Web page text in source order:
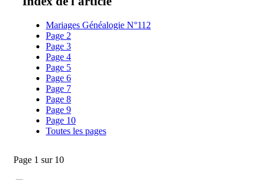
Mariages Généalogie N°112
Page 2
Page 3
Page 4
Page 5
Page 6
Page 7
Page 8
Page 9
Page 10
Toutes les pages
Page 1 sur 10